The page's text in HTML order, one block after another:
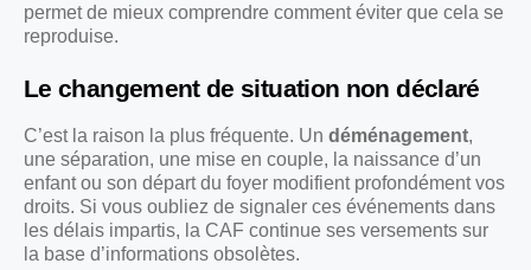
permet de mieux comprendre comment éviter que cela se
reproduise.
Le changement de situation non déclaré
C’est la raison la plus fréquente. Un déménagement,
une séparation, une mise en couple, la naissance d’un
enfant ou son départ du foyer modifient profondément vos
droits. Si vous oubliez de signaler ces événements dans
les délais impartis, la CAF continue ses versements sur
la base d’informations obsolètes.